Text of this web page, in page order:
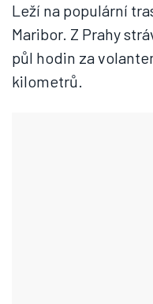
Leží na populární
Maribor. Z Prahy
půl hodin za
kilometrů.